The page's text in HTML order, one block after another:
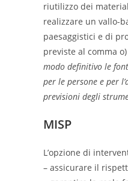
riutilizzo dei
realizzare un vallo-
paesaggistici e di
previste al comma
modo definitivo le
per le persone e per
previsioni degli
MISP
L’opzione di
– assicurare il